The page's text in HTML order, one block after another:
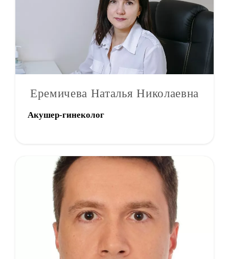
Еремичева Наталья Николаевна
Акушер-гинеколог